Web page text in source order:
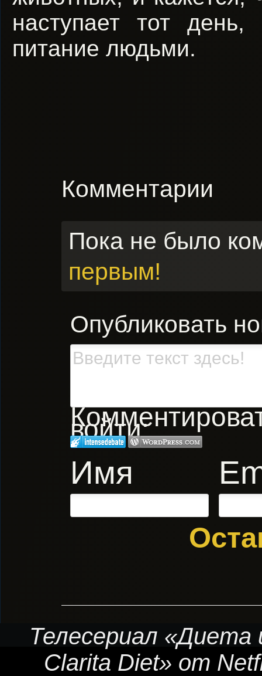
наступает тот
питание людьми.
Комментарии
Пока не было
первым!
Опубликовать
войти:
Имя
Телесериал
Clarita Diet» от